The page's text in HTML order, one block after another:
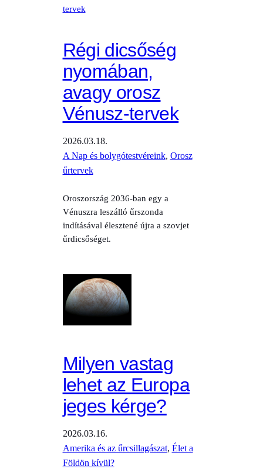
Régi dicsőség
nyomában,
avagy orosz
Vénusz-tervek
2026.03.18.
A Nap és bolygótestvéreink, Orosz
űrtervek
Oroszország 2036-ban egy a
Vénuszra leszálló űrszonda
indításával élesztené újra a szovjet
űrdicsőséget.
Milyen vastag
lehet az Europa
jeges kérge?
2026.03.16.
Amerika és az űrcsillagászat, Élet a
Földön kívül?